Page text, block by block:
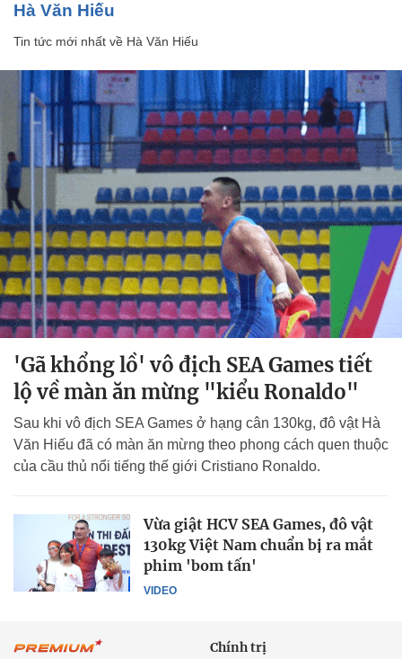
Hà Văn Hiếu
Tin tức mới nhất về Hà Văn Hiếu
'Gã khổng lồ' vô địch SEA Games tiết
lộ về màn ăn mừng "kiểu Ronaldo"
Sau khi vô địch SEA Games ở hạng cân 130kg, đô vật Hà
Văn Hiếu đã có màn ăn mừng theo phong cách quen thuộc
của cầu thủ nổi tiếng thế giới Cristiano Ronaldo.
VIDEO
Vừa giật HCV SEA Games, đô vật
130kg Việt Nam chuẩn bị ra mắt
phim 'bom tấn'
Chính trị